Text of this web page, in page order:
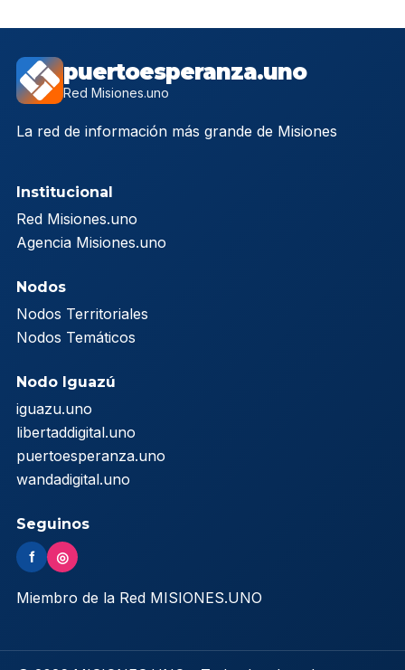
puertoesperanza.uno
Red Misiones.uno
La red de información más grande de Misiones
Institucional
Red Misiones.uno
Agencia Misiones.uno
Nodos
Nodos Territoriales
Nodos Temáticos
Nodo Iguazú
iguazu.uno
libertaddigital.uno
puertoesperanza.uno
wandadigital.uno
Seguinos
f ◎
Miembro de la Red MISIONES.UNO